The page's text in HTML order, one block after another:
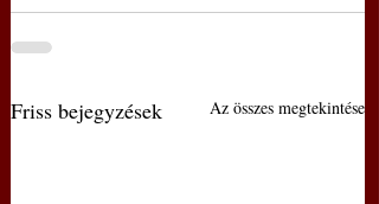
Friss bejegyzések Az összes megtekintése